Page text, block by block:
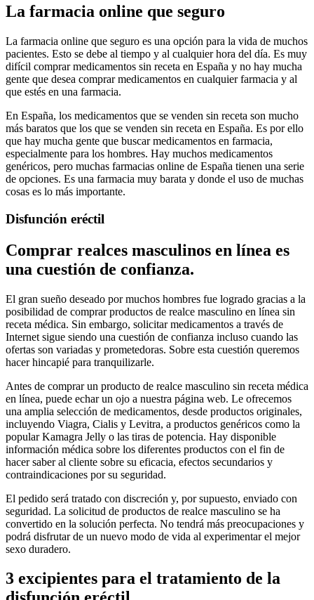
La farmacia online que seguro
La farmacia online que seguro es una opción para la vida de muchos
pacientes. Esto se debe al tiempo y al cualquier hora del día. Es muy
difícil comprar medicamentos sin receta en España y no hay mucha
gente que desea comprar medicamentos en cualquier farmacia y al
que estés en una farmacia.
En España, los medicamentos que se venden sin receta son mucho
más baratos que los que se venden sin receta en España. Es por ello
que hay mucha gente que buscar medicamentos en farmacia,
especialmente para los hombres. Hay muchos medicamentos
genéricos, pero muchas farmacias online de España tienen una serie
de opciones. Es una farmacia muy barata y donde el uso de muchas
cosas es lo más importante.
Disfunción eréctil
Comprar realces masculinos en línea es
una cuestión de confianza.
El gran sueño deseado por muchos hombres fue logrado gracias a la
posibilidad de comprar productos de realce masculino en línea sin
receta médica. Sin embargo, solicitar medicamentos a través de
Internet sigue siendo una cuestión de confianza incluso cuando las
ofertas son variadas y prometedoras. Sobre esta cuestión queremos
hacer hincapié para tranquilizarle.
Antes de comprar un producto de realce masculino sin receta médica
en línea, puede echar un ojo a nuestra página web. Le ofrecemos
una amplia selección de medicamentos, desde productos originales,
incluyendo Viagra, Cialis y Levitra, a productos genéricos como la
popular Kamagra Jelly o las tiras de potencia. Hay disponible
información médica sobre los diferentes productos con el fin de
hacer saber al cliente sobre su eficacia, efectos secundarios y
contraindicaciones por su seguridad.
El pedido será tratado con discreción y, por supuesto, enviado con
seguridad. La solicitud de productos de realce masculino se ha
convertido en la solución perfecta. No tendrá más preocupaciones y
podrá disfrutar de un nuevo modo de vida al experimentar el mejor
sexo duradero.
3 excipientes para el tratamiento de la